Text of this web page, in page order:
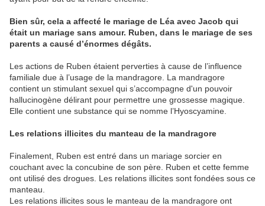
Bien sûr, cela a affecté le mariage de Léa avec Jacob qui
était un mariage sans amour. Ruben, dans le mariage de ses
parents a causé d’énormes dégâts.
Les actions de Ruben étaient perverties à cause de l’influence
familiale due à l’usage de la mandragore. La mandragore
contient un stimulant sexuel qui s’accompagne d'un pouvoir
hallucinogène délirant pour permettre une grossesse magique.
Elle contient une substance qui se nomme l’Hyoscyamine.
Les relations illicites du manteau de la mandragore
Finalement, Ruben est entré dans un mariage sorcier en
couchant avec la concubine de son père. Ruben et cette femme
ont utilisé des drogues. Les relations illicites sont fondées sous ce
manteau.
Les relations illicites sous le manteau de la mandragore ont